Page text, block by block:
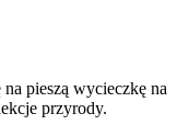
pieszą wycieczkę na
przyrody.